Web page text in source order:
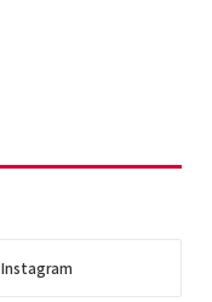
Instagram